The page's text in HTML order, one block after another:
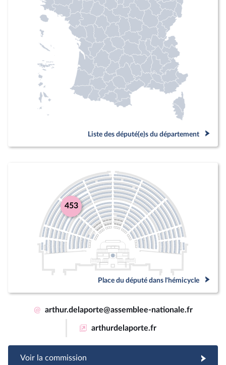
Liste des député(e)s du département
453
Place du député dans l'hémicycle
@ arthur.delaporte@assemblee-nationale.fr
arthurdelaporte.fr
Voir la commission